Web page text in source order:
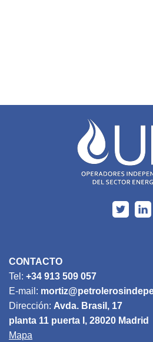
CONTACTO
Tel: +34 913 509 057
E-mail:
Dirección: Avda. Brasil, 17
planta 11 puerta I, 28020 Madrid
Mapa